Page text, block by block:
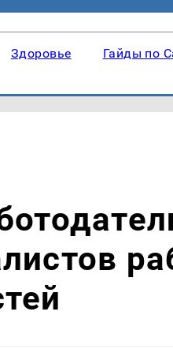
Здоровье Гайды по